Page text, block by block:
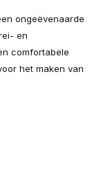
ongeëvenaarde
en
comfortabele
het maken van